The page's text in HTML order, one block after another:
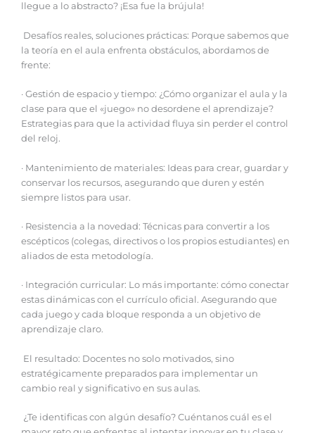
llegue a lo abstracto? ¡Esa fue la brújula!
Desafíos reales, soluciones prácticas: Porque sabemos que
la teoría en el aula enfrenta obstáculos, abordamos de
frente:
· Gestión de espacio y tiempo: ¿Cómo organizar el aula y la
clase para que el «juego» no desordene el aprendizaje?
Estrategias para que la actividad fluya sin perder el control
del reloj.
· Mantenimiento de materiales: Ideas para crear, guardar y
conservar los recursos, asegurando que duren y estén
siempre listos para usar.
· Resistencia a la novedad: Técnicas para convertir a los
escépticos (colegas, directivos o los propios estudiantes) en
aliados de esta metodología.
· Integración curricular: Lo más importante: cómo conectar
estas dinámicas con el currículo oficial. Asegurando que
cada juego y cada bloque responda a un objetivo de
aprendizaje claro.
El resultado: Docentes no solo motivados, sino
estratégicamente preparados para implementar un
cambio real y significativo en sus aulas.
¿Te identificas con algún desafío? Cuéntanos cuál es el